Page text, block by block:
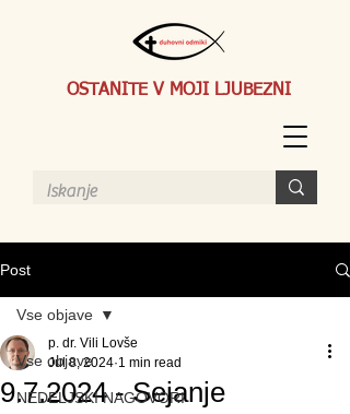
OSTANITE V MOJI LJUBEZNI
Post
Vse objave
NEDELJSKI NAGOVORI
Vse objave
9.7.2024 - Sejanje
p. dr. Vili Lovše
Jul 8, 2024 1 min read